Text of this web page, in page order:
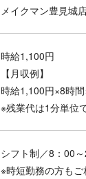
メイクマン豊見城
時給1,100円
【月収例】
時給1,100円×8時
※残業代は1分単位
シフト制／8：00
※時短勤務の方もご